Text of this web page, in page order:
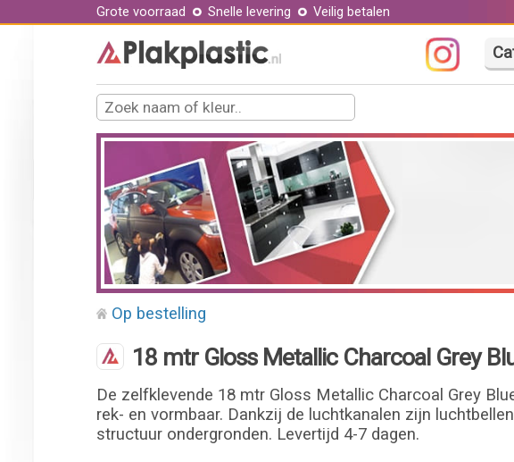
Grote voorraad Snelle levering Veilig betalen
Op bestelling
18 mtr Gloss Metallic Charcoal Grey
De zelfklevende 18 mtr Gloss Metallic Charcoal Grey
rek- en vormbaar. Dankzij de luchtkanalen zijn
structuur ondergronden. Levertijd 4-7 dagen.